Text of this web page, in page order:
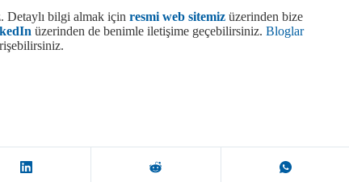
Detaylı bilgi almak için resmi web sitemiz üzerinden bize
üzerinden de benimle iletişime geçebilirsiniz. Bloglar